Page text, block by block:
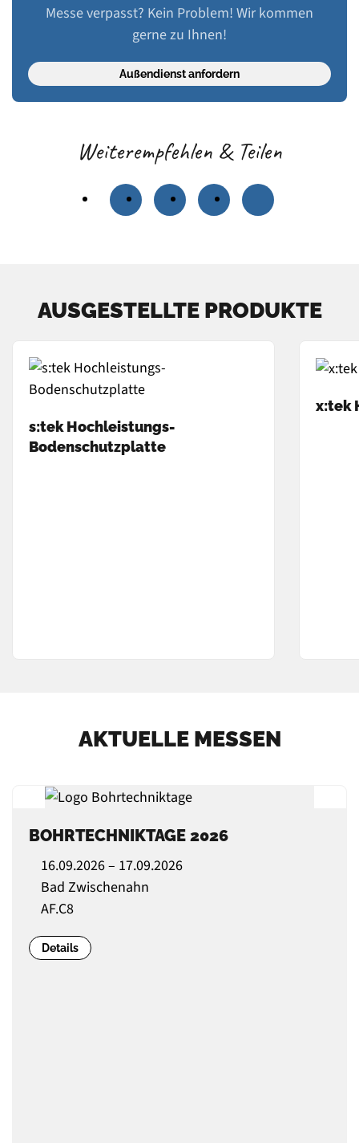
Messe verpasst? Kein Problem! Wir kommen
gerne zu Ihnen!
Außendienst anfordern
Weiterempfehlen & Teilen
AUSGESTELLTE PRODUKTE
s:tek Hochleistungs-
Bodenschutzplatte
x:tek
AKTUELLE MESSEN
BOHRTECHNIKTAGE 2026
16.09.2026 – 17.09.2026
Bad Zwischenahn
AF.C8
Details